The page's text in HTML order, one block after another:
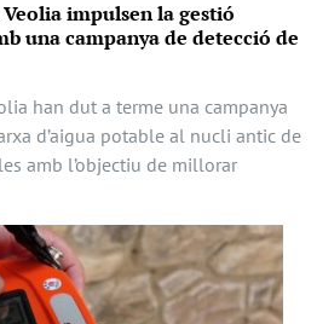
impulsen la gestió
una campanya de detecció de
han dut a terme una campanya
d’aigua potable al nucli antic de
amb l’objectiu de millorar